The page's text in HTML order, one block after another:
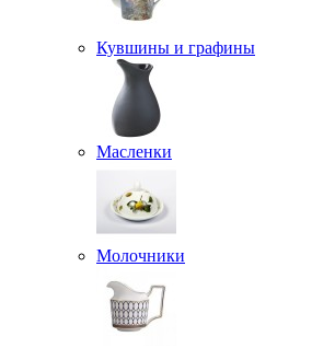
Кувшины и графины
Масленки
Молочники